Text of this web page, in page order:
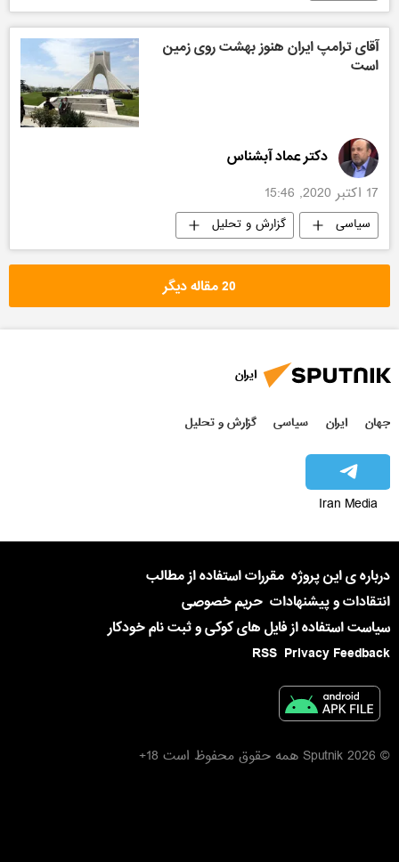
آقای ترامپ ایران هنوز بهشت روی زمین
است
دکتر عماد آبشناس
17 اکتبر 2020, 15:46
سیاسی گزارش و تحلیل
20 مقاله دیگر
ایران
جهان ایران سیاسی گزارش و تحلیل
Iran Media
درباره ی این پروژه مقررات استفاده از مطالب
انتقادات و پیشنهادات حریم خصوصی
سیاست استفاده از فایل های کوکی و ثبت نام خودکار
Privacy Feedback
RSS
© 2026 Sputnik همه حقوق محفوظ است 18+